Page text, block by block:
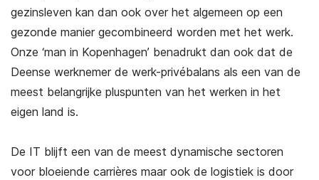
gezinsleven kan dan ook over het algemeen op een
gezonde manier gecombineerd worden met het werk.
Onze ‘man in Kopenhagen’ benadrukt dan ook dat de
Deense werknemer de werk-privébalans als een van de
meest belangrijke pluspunten van het werken in het
eigen land is.
De IT blijft een van de meest dynamische sectoren
voor bloeiende carrières maar ook de logistiek is door